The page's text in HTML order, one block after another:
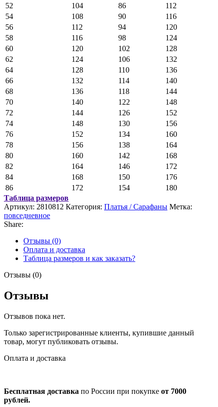
52
104 86
112
54
108 90
116
56
112 94
120
58
116 98
124
60
120 102
128
62
124 106
132
64
128 110
136
66
132 114
140
68
136 118
144
70
140 122
148
72
144 126
152
74
148 130
156
76
152 134
160
78
156 138
164
80
160 142
168
82
164 146
172
84
168 150
176
86
172 154
180
Таблица размеров
Артикул: 2810812 Категория: Платья / Сарафаны Метка:
повседневное
Share:
Отзывы (0)
Оплата и доставка
Таблица размеров и как заказать?
Отзывы (0)
Отзывы
Отзывов пока нет.
Только зарегистрированные клиенты, купившие данный
товар, могут публиковать отзывы.
Оплата и доставка
Бесплатная доставка по России при покупке от 7000
рублей.